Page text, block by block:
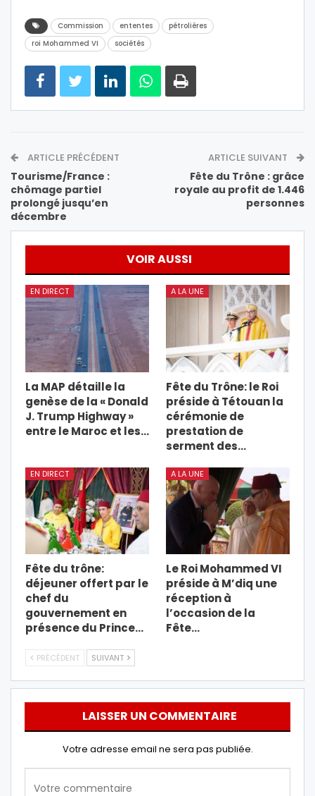
Commission ententes
pétrolières
roi Mohammed VI
sociétés
ARTICLE PRÉCÉDENT
Tourisme/France :
chômage partiel
prolongé jusqu’en
décembre
ARTICLE SUIVANT
Fête du Trône : grâce
royale au profit de 1.446
personnes
VOIR AUSSI
EN DIRECT
La MAP détaille la
genèse de la « Donald
J. Trump Highway »
entre le Maroc et les…
A LA UNE
Fête du Trône: le Roi
préside à Tétouan la
cérémonie de
prestation de
serment des…
EN DIRECT
Fête du trône:
déjeuner offert par le
chef du
gouvernement en
présence du Prince…
A LA UNE
Le Roi Mohammed VI
préside à M’diq une
réception à
l’occasion de la
Fête…
PRÉCÉDENT SUIVANT
LAISSER UN COMMENTAIRE
Votre adresse email ne sera pas publiée.